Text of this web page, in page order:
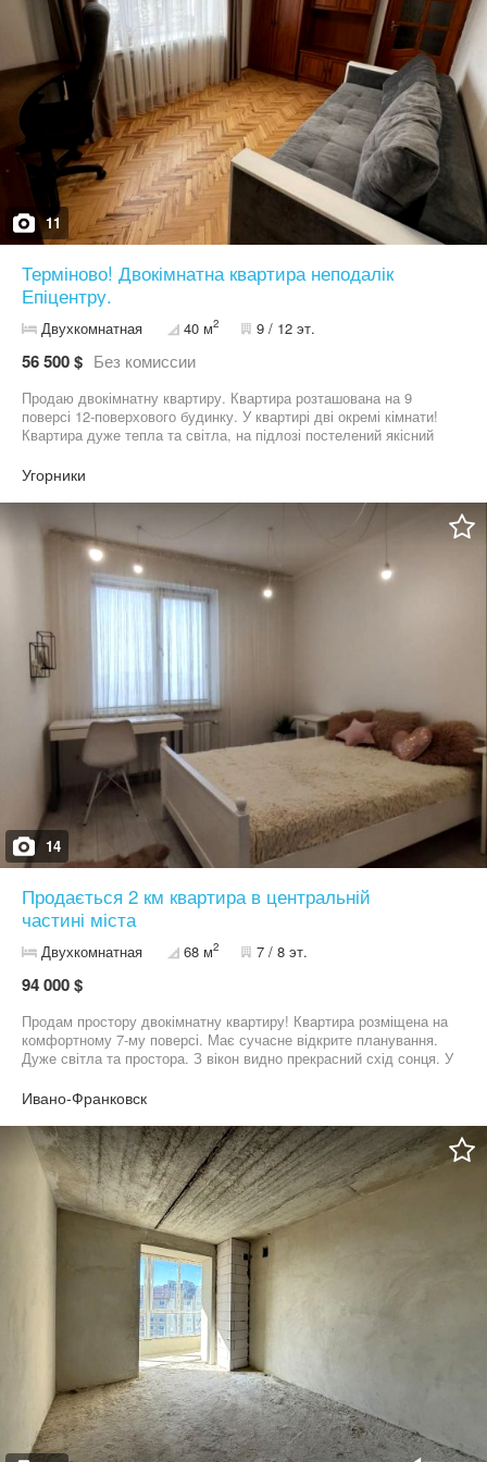
телефонуйте.
11
Терміново! Двокімнатна квартира неподалік
Епіцентру.
Двухкомнатная 40 м2 9 / 12 эт.
56 500 $ Без комиссии
Продаю двокімнатну квартиру. Квартира розташована на 9
поверсі 12-поверхового будинку. У квартирі дві окремі кімнати!
Квартира дуже тепла та світла, на підлозі постелений якісний
розвиненою інфраструктурою. Поруч є все необхідне для
комфортного життя: парк ім. Ходкевича – ідеальне місце для
прогулянки. дитячий майданчик біля будинку школа, ліцей поруч
магазини, супермаркети, зручна транспортна розв’язка
неподалік ТЦ “Арсен” Епіцентр, МакДональдз. Гарний
доглянутий двір,зручне розташування . За детально інформацію
звертайтеся за номер телефону.
Угорники
14
Продається 2 км квартира в центральній
частині міста
Двухкомнатная 68 м2 7 / 8 эт.
94 000 $
Продам простору двокімнатну квартиру! Квартира розміщена на
комфортному 7-му поверсі. Має сучасне відкрите планування.
Дуже світла та простора. З вікон видно прекрасний схід сонця. У
Укомплектована меблями та деякою технікою. Будинок
однопід'їзний - побудований одним із кращих забудівників міста.
Розташований у центральній частині міста. Хороше транспортне
сполучення та сучасна добре розвинена інфраструктура. Це
чудовий варіант як для власного проживання так і для
інвестицій. Ідеально підійде для подобової здачі в оренду.
Телефонуйте для огляду!
Ивано-Франковск